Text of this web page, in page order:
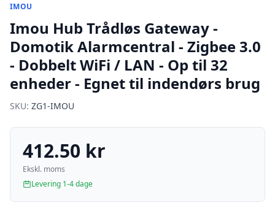
IMOU
Imou Hub Trådløs Gateway -
Domotik Alarmcentral - Zigbee 3.0
- Dobbelt WiFi / LAN - Op til 32
enheder - Egnet til indendørs brug
SKU: ZG1-IMOU
412.50 kr
Ekskl. moms
Levering 1-4 dage